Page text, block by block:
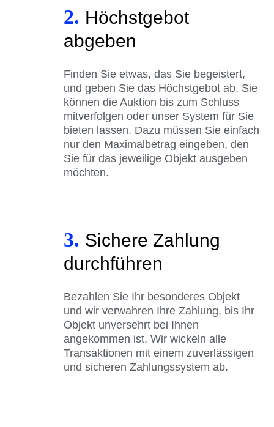
2. Höchstgebot
abgeben
Finden Sie etwas, das Sie begeistert,
und geben Sie das Höchstgebot ab. Sie
können die Auktion bis zum Schluss
mitverfolgen oder unser System für Sie
bieten lassen. Dazu müssen Sie einfach
nur den Maximalbetrag eingeben, den
Sie für das jeweilige Objekt ausgeben
möchten.
3. Sichere Zahlung
durchführen
Bezahlen Sie Ihr besonderes Objekt
und wir verwahren Ihre Zahlung, bis Ihr
Objekt unversehrt bei Ihnen
angekommen ist. Wir wickeln alle
Transaktionen mit einem zuverlässigen
und sicheren Zahlungssystem ab.